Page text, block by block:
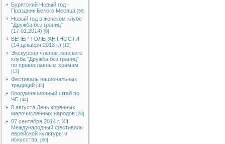
Бурятский Новый год -
Праздник Белого Месяца [56]
Новый год в женском клубе
"Дружба без границ"
(17.01.2014) [9]
ВЕЧЕР ТОЛЕРАНТНОСТИ
(14 декабря 2013 г.) [12]
Экскурсия членов женского
клуба "Дружба без границ"
по православным храмам
[12]
Фестиваль национальных
традиций [45]
Координационный штаб по
ЧС [44]
8 августа День коренных
малочисленных народов [28]
07 сентября 2014 г. XII
Международный фестиваль
еврейской культуры и
искусства.
[60]